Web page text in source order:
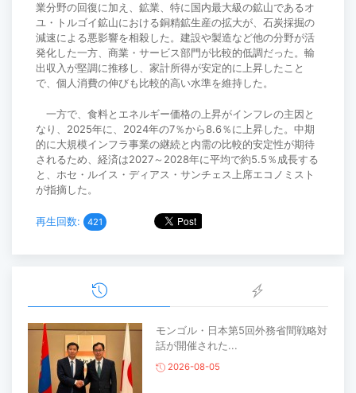
業分野の回復に加え、鉱業、特に国内最大級の鉱山であるオ
ユ・トルゴイ鉱山における銅精鉱生産の拡大が、石炭採掘の
減速による悪影響を相殺した。建設や製造など他の分野が活
発化した一方、商業・サービス部門が比較的低調だった。輸
出収入が堅調に推移し、家計所得が安定的に上昇したこと
で、個人消費の伸びも比較的高い水準を維持した。
一方で、食料とエネルギー価格の上昇がインフレの主因と
なり、2025年に、2024年の7％から8.6％に上昇した。中期
的に大規模インフラ事業の継続と内需の比較的安定性が期待
されるため、経済は2027～2028年に平均で約5.5％成長する
と、ホセ・ルイス・ディアス・サンチェス上席エコノミスト
が指摘した。
再生回数: 421
モンゴル・日本第5回外務省間戦略対
話が開催された...
2026-08-05